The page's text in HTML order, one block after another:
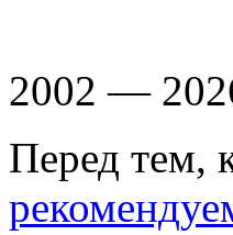
2002 —
Перед тем,